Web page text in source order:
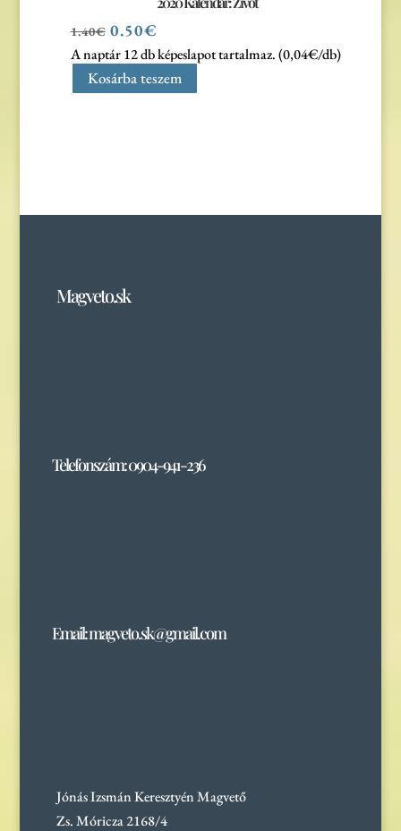
1.40€ Original
price
was:
1.40€.
0.50€Current
price
is:
0.50€.
A naptár 12 db képeslapot tartalmaz. (0,04€/db)
Kosárba teszem
Magveto.sk
Telefonszám: 0904-941-236
Email: magveto.sk@gmail.com
Jónás Izsmán Keresztyén Magvető
Zs. Móricza 2168/4